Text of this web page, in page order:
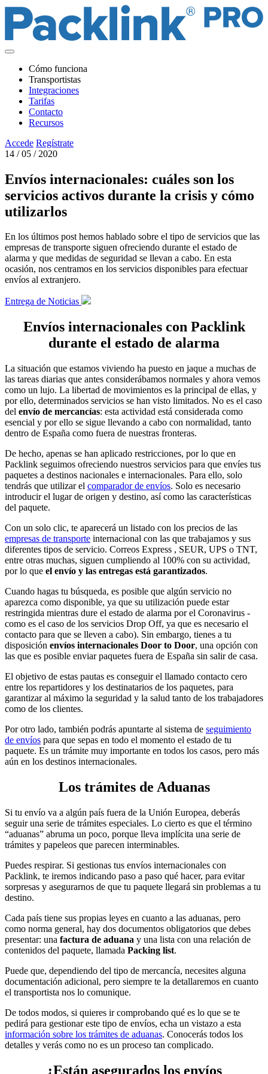
Cómo funciona
Transportistas
Integraciones
Tarifas
Contacto
Recursos
Accede Regístrate
14 / 05 / 2020
Envíos internacionales: cuáles son los
servicios activos durante la crisis y cómo
utilizarlos
En los últimos post hemos hablado sobre el tipo de servicios que las
empresas de transporte siguen ofreciendo durante el estado de
alarma y que medidas de seguridad se llevan a cabo. En esta
ocasión, nos centramos en los servicios disponibles para efectuar
envíos al extranjero.
Entrega de Noticias
Envíos internacionales con Packlink
durante el estado de alarma
La situación que estamos viviendo ha puesto en jaque a muchas de
las tareas diarias que antes considerábamos normales y ahora vemos
como un lujo. La libertad de movimientos es la principal de ellas, y
por ello, determinados servicios se han visto limitados. No es el caso
del envío de mercancías: esta actividad está considerada como
esencial y por ello se sigue llevando a cabo con normalidad, tanto
dentro de España como fuera de nuestras fronteras.
De hecho, apenas se han aplicado restricciones, por lo que en
Packlink seguimos ofreciendo nuestros servicios para que envíes tus
paquetes a destinos nacionales e internacionales. Para ello, solo
tendrás que utilizar el comparador de envíos. Solo es necesario
introducir el lugar de origen y destino, así como las características
del paquete.
Con un solo clic, te aparecerá un listado con los precios de las
empresas de transporte internacional con las que trabajamos y sus
diferentes tipos de servicio. Correos Express , SEUR, UPS o TNT,
entre otras muchas, siguen cumpliendo al 100% con su actividad,
por lo que el envío y las entregas está garantizados.
Cuando hagas tu búsqueda, es posible que algún servicio no
aparezca como disponible, ya que su utilización puede estar
restringida mientras dure el estado de alarma por el Coronavirus -
como es el caso de los servicios Drop Off, ya que es necesario el
contacto para que se lleven a cabo). Sin embargo, tienes a tu
disposición envíos internacionales Door to Door, una opción con
las que es posible enviar paquetes fuera de España sin salir de casa.
El objetivo de estas pautas es conseguir el llamado contacto cero
entre los repartidores y los destinatarios de los paquetes, para
garantizar al máximo la seguridad y la salud tanto de los trabajadores
como de los clientes.
Por otro lado, también podrás apuntarte al sistema de seguimiento
de envíos para que sepas en todo el momento el estado de tu
paquete. Es un trámite muy importante en todos los casos, pero más
aún en los destinos internacionales.
Los trámites de Aduanas
Si tu envío va a algún país fuera de la Unión Europea, deberás
seguir una serie de trámites especiales. Lo cierto es que el término
“aduanas” abruma un poco, porque lleva implícita una serie de
trámites y papeleos que parecen interminables.
Puedes respirar. Si gestionas tus envíos internacionales con
Packlink, te iremos indicando paso a paso qué hacer, para evitar
sorpresas y asegurarnos de que tu paquete llegará sin problemas a tu
destino.
Cada país tiene sus propias leyes en cuanto a las aduanas, pero
como norma general, hay dos documentos obligatorios que debes
presentar: una factura de aduana y una lista con una relación de
contenidos del paquete, llamada Packing list.
Puede que, dependiendo del tipo de mercancía, necesites alguna
documentación adicional, pero siempre te la detallaremos en cuanto
el transportista nos lo comunique.
De todos modos, si quieres ir comprobando qué es lo que se te
pedirá para gestionar este tipo de envíos, echa un vistazo a esta
información sobre los trámites de aduanas. Conocerás todos los
detalles y verás como no es un proceso tan complicado.
¿Están asegurados los envíos